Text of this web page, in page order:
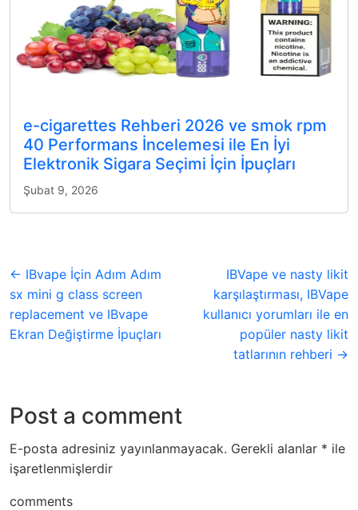
e-cigarettes Rehberi 2026 ve smok rpm
40 Performans İncelemesi ile En İyi
Elektronik Sigara Seçimi İçin İpuçları
Şubat 9, 2026
← IBvape İçin Adım Adım
sx mini g class screen
replacement ve IBvape
Ekran Değiştirme İpuçları
IBVape ve nasty likit
karşılaştırması, IBVape
kullanıcı yorumları ile en
popüler nasty likit
tatlarının rehberi →
Post a comment
E-posta adresiniz yayınlanmayacak. Gerekli alanlar * ile
işaretlenmişlerdir
comments